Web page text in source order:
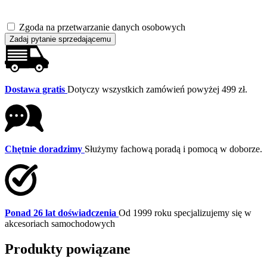
Zgoda na przetwarzanie danych osobowych
Zadaj pytanie sprzedającemu
Dostawa gratis Dotyczy wszystkich zamówień powyżej 499 zł.
Chętnie doradzimy Służymy fachową poradą i pomocą w doborze.
Ponad 26 lat doświadczenia Od 1999 roku specjalizujemy się w
akcesoriach samochodowych
Produkty powiązane